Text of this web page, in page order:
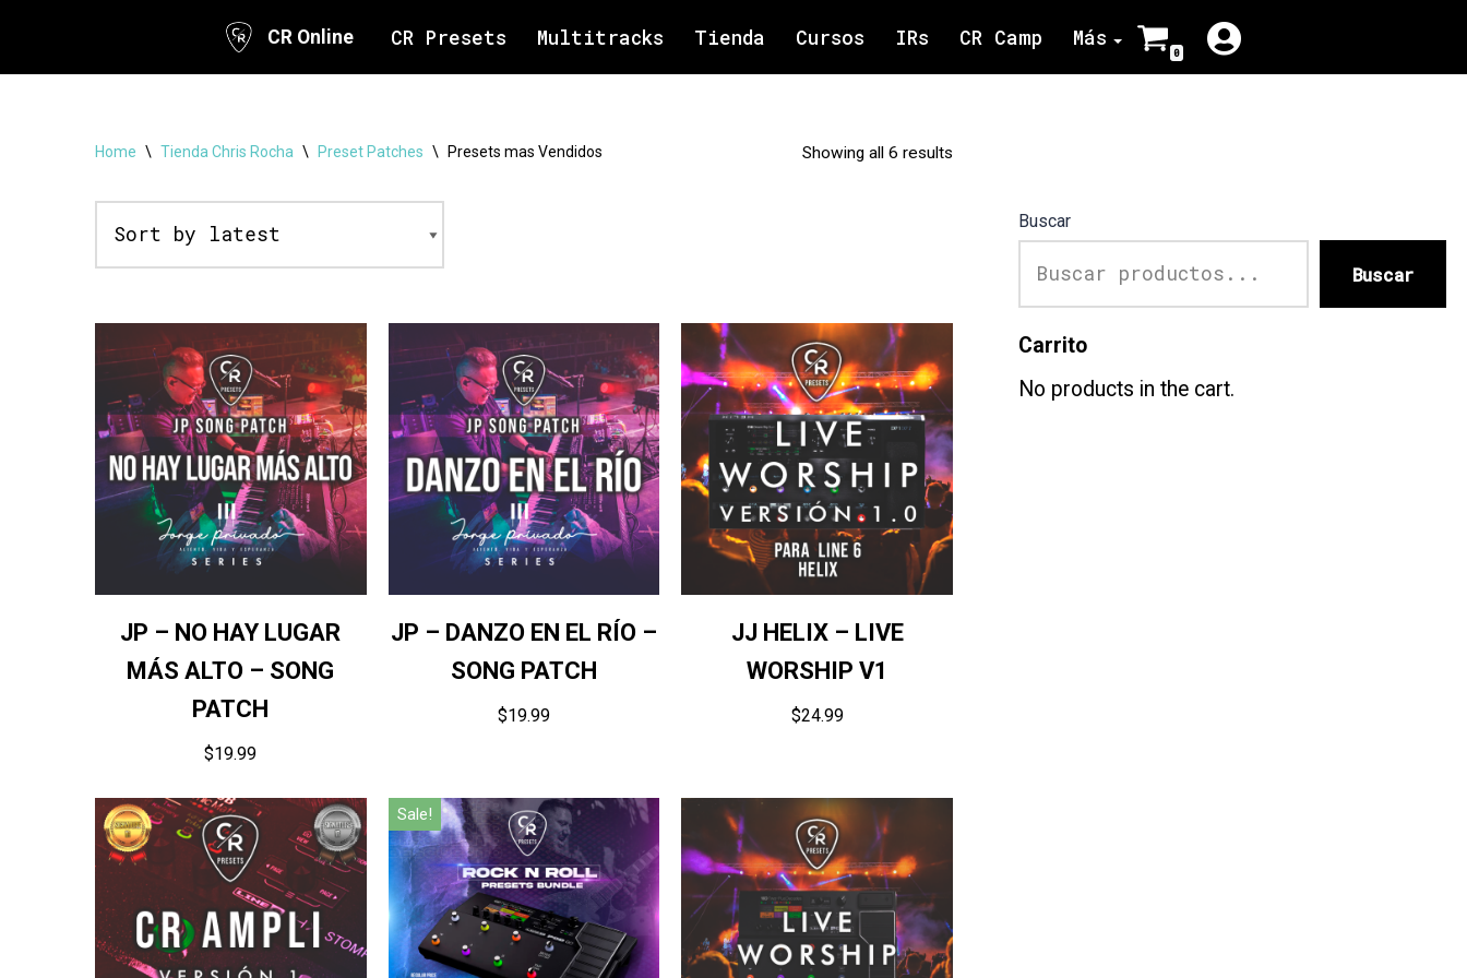
CR Online CR Presets Multitracks Tienda Cursos IRs CR Camp Más
0
Home \ Tienda Chris Rocha \ Preset Patches \ Presets mas Vendidos Showing all 6 results
JP – NO HAY LUGAR
MÁS ALTO – SONG
PATCH
$19.99
JP – DANZO EN EL RÍO –
SONG PATCH
$19.99
JJ HELIX – LIVE
WORSHIP V1
$24.99
Sale!
Buscar
Buscar
Carrito
No products in the cart.